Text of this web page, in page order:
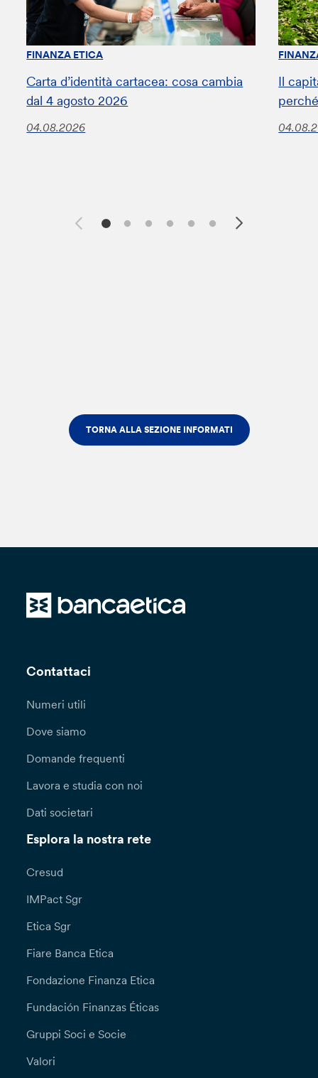
FINANZA ETICA
Carta d’identità cartacea: cosa cambia
dal 4 agosto 2026
04.08.2026
Il
TORNA ALLA SEZIONE INFORMATI
Contattaci
Numeri utili
Dove siamo
Domande frequenti
Lavora e studia con noi
Dati societari
Esplora la nostra rete
Cresud
IMPact Sgr
Etica Sgr
Fiare Banca Etica
Fondazione Finanza Etica
Fundación Finanzas Éticas
Gruppi Soci e Socie
Valori